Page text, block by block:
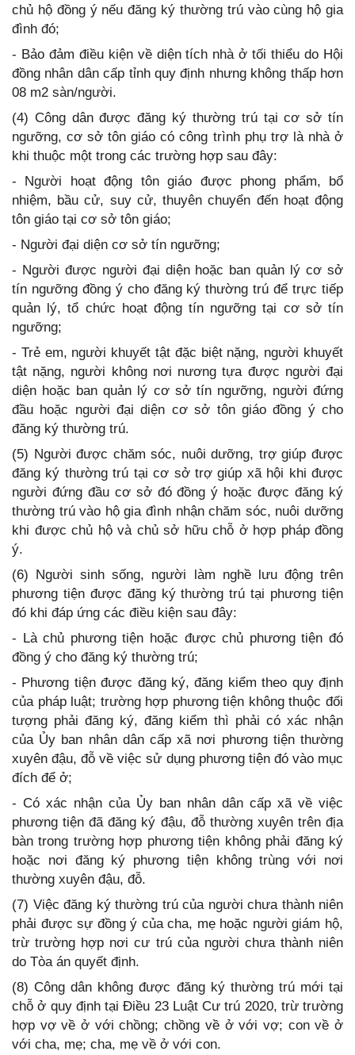
chủ hộ đồng ý nếu đăng ký thường trú vào cùng hộ gia
đình đó;
- Bảo đảm điều kiện về diện tích nhà ở tối thiểu do Hội
đồng nhân dân cấp tỉnh quy định nhưng không thấp hơn
08 m2 sàn/người.
(4) Công dân được đăng ký thường trú tại cơ sở tín
ngưỡng, cơ sở tôn giáo có công trình phụ trợ là nhà ở
khi thuộc một trong các trường hợp sau đây:
- Người hoạt động tôn giáo được phong phẩm, bổ
nhiệm, bầu cử, suy cử, thuyên chuyển đến hoạt động
tôn giáo tại cơ sở tôn giáo;
- Người đại diện cơ sở tín ngưỡng;
- Người được người đại diện hoặc ban quản lý cơ sở
tín ngưỡng đồng ý cho đăng ký thường trú để trực tiếp
quản lý, tổ chức hoạt động tín ngưỡng tại cơ sở tín
ngưỡng;
- Trẻ em, người khuyết tật đặc biệt nặng, người khuyết
tật nặng, người không nơi nương tựa được người đại
diện hoặc ban quản lý cơ sở tín ngưỡng, người đứng
đầu hoặc người đại diện cơ sở tôn giáo đồng ý cho
đăng ký thường trú.
(5) Người được chăm sóc, nuôi dưỡng, trợ giúp được
đăng ký thường trú tại cơ sở trợ giúp xã hội khi được
người đứng đầu cơ sở đó đồng ý hoặc được đăng ký
thường trú vào hộ gia đình nhận chăm sóc, nuôi dưỡng
khi được chủ hộ và chủ sở hữu chỗ ở hợp pháp đồng
ý.
(6) Người sinh sống, người làm nghề lưu động trên
phương tiện được đăng ký thường trú tại phương tiện
đó khi đáp ứng các điều kiện sau đây:
- Là chủ phương tiện hoặc được chủ phương tiện đó
đồng ý cho đăng ký thường trú;
- Phương tiện được đăng ký, đăng kiểm theo quy định
của pháp luật; trường hợp phương tiện không thuộc đối
tượng phải đăng ký, đăng kiểm thì phải có xác nhận
của Ủy ban nhân dân cấp xã nơi phương tiện thường
xuyên đậu, đỗ về việc sử dụng phương tiện đó vào mục
đích để ở;
- Có xác nhận của Ủy ban nhân dân cấp xã về việc
phương tiện đã đăng ký đậu, đỗ thường xuyên trên địa
bàn trong trường hợp phương tiện không phải đăng ký
hoặc nơi đăng ký phương tiện không trùng với nơi
thường xuyên đậu, đỗ.
(7) Việc đăng ký thường trú của người chưa thành niên
phải được sự đồng ý của cha, mẹ hoặc người giám hộ,
trừ trường hợp nơi cư trú của người chưa thành niên
do Tòa án quyết định.
(8) Công dân không được đăng ký thường trú mới tại
chỗ ở quy định tại Điều 23 Luật Cư trú 2020, trừ trường
hợp vợ về ở với chồng; chồng về ở với vợ; con về ở
với cha, mẹ; cha, mẹ về ở với con.